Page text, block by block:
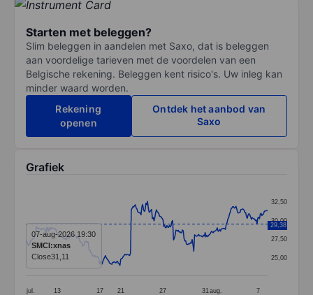
Starten met beleggen?
Slim beleggen in aandelen met Saxo, dat is beleggen
aan voordelige tarieven met de voordelen van een
Belgische rekening. Beleggen kent risico's. Uw inleg kan
minder waard worden.
Rekening
openen
Ontdek het aanbod van
Saxo
Grafiek
Line chart with 299 data points.
The chart has 1 X axis displaying categories.
The chart has 1 Y axis displaying values. Data
jul. 13 17 21 27 31 aug. 7
25,00
27,50
30,00
32,50
29,38
07-aug-2026 19:30
SMCI:xnas
Close31,11